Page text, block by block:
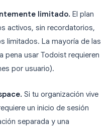
limitado. El plan
activos, sin recordatorios,
limitados. La mayoría de las
pena usar Todoist requieren
por usuario).
Si tu organización vive
un inicio de sesión
separada y una